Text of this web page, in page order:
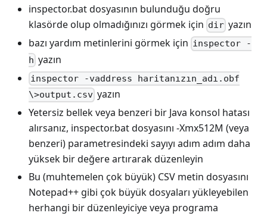
inspector.bat dosyasının bulunduğu doğru
klasörde olup olmadığınızı görmek için dir yazın
bazı yardım metinlerini görmek için inspector -
h yazın
inspector -vaddress haritanızın_adı.obf
\>output.csv yazın
Yetersiz bellek veya benzeri bir Java konsol hatası
alırsanız, inspector.bat dosyasını -Xmx512M (veya
benzeri) parametresindeki sayıyı adım adım daha
yüksek bir değere artırarak düzenleyin
Bu (muhtemelen çok büyük) CSV metin dosyasını
Notepad++ gibi çok büyük dosyaları yükleyebilen
herhangi bir düzenleyiciye veya programa